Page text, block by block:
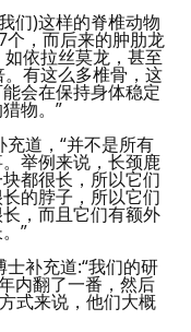
们)这样的脊椎动物
，而后来的肿肋龙
依拉丝莫龙，甚至
有这么多椎骨，这
会在保持身体稳定
物。”
充道，“并不是所有
举例来说，长颈鹿
都很长，所以它们
的脖子，所以它们
，而且它们有额外
”
士补充道:“我们的研
内翻了一番，然后
式来说，他们大概